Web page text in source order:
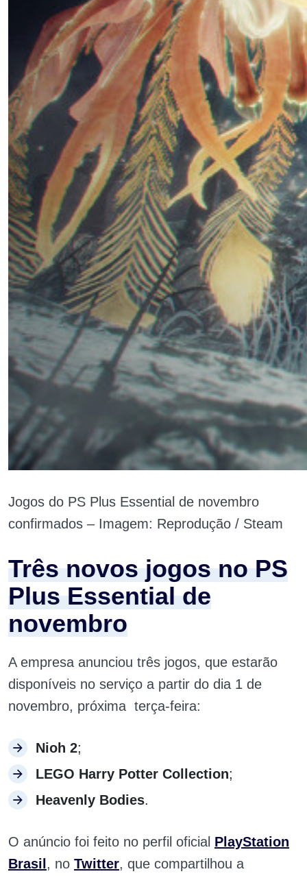
Jogos do PS Plus Essential de novembro
confirmados – Imagem: Reprodução / Steam
Três novos jogos no PS
Plus Essential de
novembro
A empresa anunciou três jogos, que estarão
disponíveis no serviço a partir do dia 1 de
novembro, próxima terça-feira:
Nioh 2;
LEGO Harry Potter Collection;
Heavenly Bodies.
O anúncio foi feito no perfil oficial PlayStation
Brasil , no Twitter, que compartilhou a